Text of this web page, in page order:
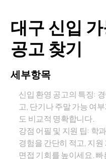
대구 신입
공고 찾기
세부항목
신입 환영 공고의 특징:
고, 단기나 주말 가능 여
도 비교적 명확합니다.
강점 어필 및 지원 팁: 학
경험을 간단히 적고, 지
면접 기회를 높이세요.